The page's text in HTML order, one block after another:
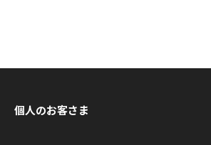
個人のお客さま